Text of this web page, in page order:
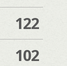
122
102